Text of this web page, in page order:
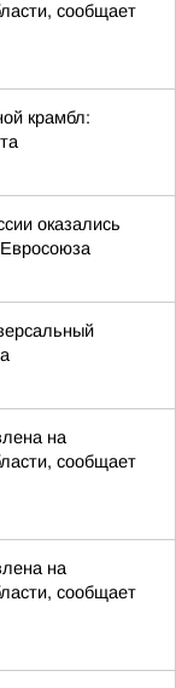
сообщает
крамбл:
оказались
на
сообщает
на
сообщает